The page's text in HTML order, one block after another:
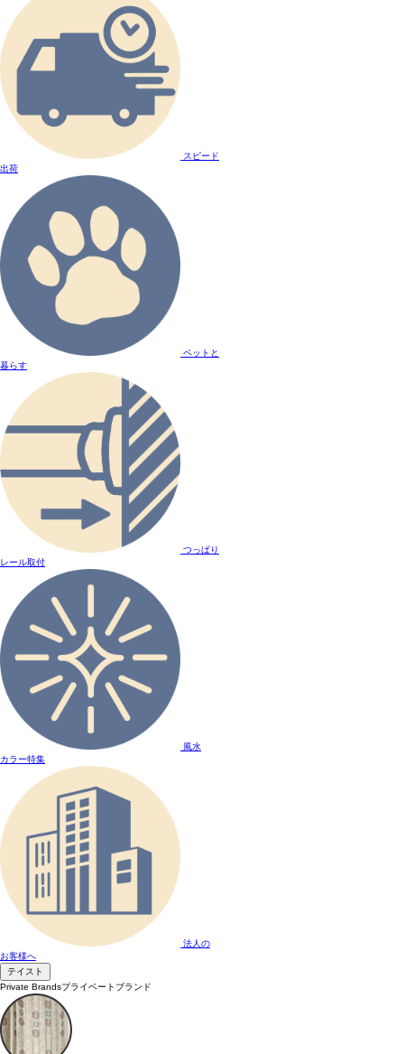
スピード
出荷
ペットと
暮らす
つっぱり
レール取付
風水
カラー特集
法人の
お客様へ
テイスト
Private Brandsプライベートブランド